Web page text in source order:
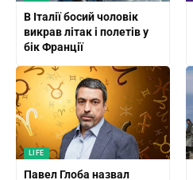
В Італії босий чоловік
викрав літак і полетів у
бік Франції
LIFE
Павел Глоба назвал